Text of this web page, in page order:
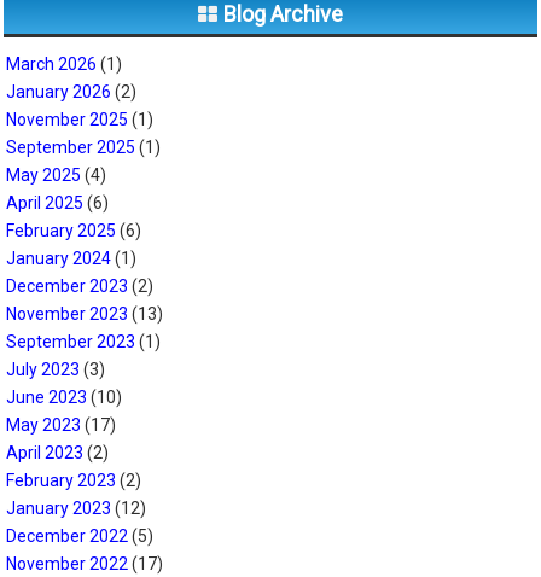
Blog Archive
March 2026 (1)
January 2026 (2)
November 2025 (1)
September 2025 (1)
May 2025 (4)
April 2025 (6)
February 2025 (6)
January 2024(1)
December 2023 (2)
November 2023 (13)
September 2023 (1)
July 2023 (3)
June 2023 (10)
May 2023 (17)
April 2023 (2)
February 2023 (2)
January 2023 (12)
December 2022 (5)
November 2022 (17)